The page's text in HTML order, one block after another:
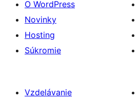
O WordPress
Novinky
Hosting
Súkromie
Vzdelávanie